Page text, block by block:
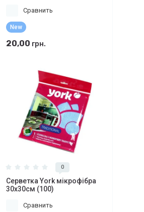
Сравнить
New
20,00 грн.
0
Серветка York мікрофібра
30х30см (100)
Сравнить